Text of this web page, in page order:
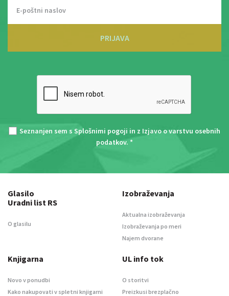
PRIJAVA
Seznanjen sem s Splošnimi pogoji in z Izjavo o varstvu osebnih
podatkov. *
Glasilo
Uradni list RS
O glasilu
Izobraževanja
Aktualna izobraževanja
Izobraževanja po meri
Najem dvorane
Knjigarna
Novo v ponudbi
Kako nakupovati v spletni knjigarni
UL info tok
O storitvi
Preizkusi brezplačno